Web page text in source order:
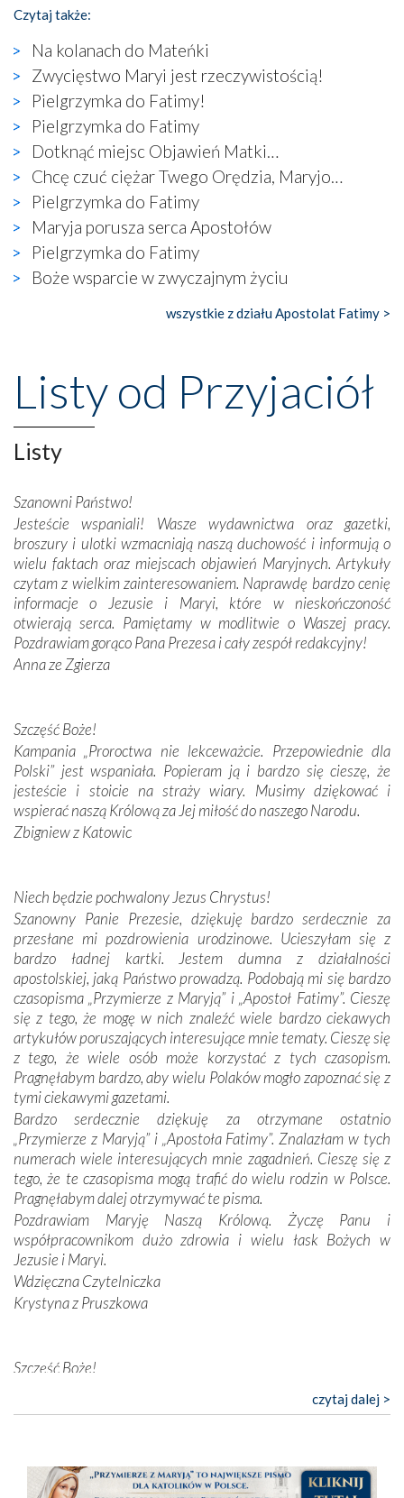
kaplice, w których Tabernakulum przypomina bardziej
skrzynkę na narzędzia? Albo co powiedzieć o ustawionym
tuż przy nowej bazylice wielkim krzyżu, na którym
zamiast Chrystusa umieszczono dziwaczną postać jakby
wyjętą ze starożytnych hieroglifów? W kulturowym
kontekście naszych czasów to raczej karykatura niż godny
wizerunek Zbawiciela…
Zatem nawet w bezpośrednim otoczeniu sanktuarium
naocznie przekonaliśmy się, że wewnątrz Kościoła toczy
się ogromna walka o kształt katolicyzmu i o serca
wierzących. Do czego to zmaganie może prowadzić,
widzieliśmy w urokliwym, niewielkim mieście Obidos,
gdzie w miejscu dawnego kościoła działa dzisiaj…
księgarnia.
Nasze pielgrzymkowe wyprawy, których celem były
wznoszono na chwałę Bożą, na przykład – w podzięce za
Opatrznościową pomoc w wygranej bitwie o
niepodległość kraju. Zachwyt budziła potężna, a zarazem
misterna architektura tych monumentalnych dzieł,
wspaniałe zdobienia, dbałość ich twórców o detale,
budowniczych.
Podążyliśmy też śladami fatimskich wizjonerów – Łucji
dos Santos oraz świętych Hiacynty i Franciszka Marto.
Modliliśmy się przy ich grobach. Odprawiliśmy Drogę
Krzyżową w ich rodzinnych stronach, odwiedziliśmy
domy, w których żyli.
W miejscu objawień Matki Bożej zapaliliśmy świece
Podczas tej kilkudniowej wyprawy na każdym kroku
spotykaliśmy się z serdeczną otwartością
Portugalczyków. Podziwialiśmy ich ludową sztukę i
zwyczaje. Mimo że nasze kraje są od siebie bardzo
oddalone, w żaden sposób nie czuliśmy się obco.
Sprawiła to oczywiście sama Matka Boża, ale też
kulturowa bliskość biorąca swój początek w naszej
mieliśmy okazję przekonać się, że Maryja swoją opieką
otacza nie tylko nasz naród, lecz wszystkie nacje, które
się Jej ufnie oddają, a także każdą osobę, która zawierza
Jej siebie oraz swych bliskich.
Dzieje Portugalii to również historia wierności Bogu i
odstępstw, także w życiu władców. Trudne momenty w
wymiarze tak osobistym, jak i zbiorowym, przypominają o
konieczności ciągłego zabiegania o własną duszę i o łaskę
Opatrzności. Wierność przynosi pomyślność –
przynajmniej w życiu duchowym. Odstępstwo owocuje
nieszczęściem i śmiercią. Te uniwersalne prawdy
przychodziły na myśl, gdy słuchaliśmy opowieści
przewodników o portugalskich monarchach i wodzach,
zwycięskich bitwach i nieszczęśliwych losach grzesznych
kochanków.
Byli tym razem pośród Apostołów Fatimy reprezentanci
każdego spośród żyjących pokoleń. Najmłodszy uczestnik
liczył sobie 13 lat, zaś senior, pan Zdzisław – już 94.
Całe życie marzyłem, by tu przyjechać
Nasza pielgrzymka nie byłaby tak bogata w duchową treść
Oprócz zapewnienia nam możliwości codziennego
pięknych pieśni.
Czytaj także:
Na kolanach do Mateńki
Zwycięstwo Maryi jest rzeczywistością!
Pielgrzymka do Fatimy!
Pielgrzymka do Fatimy
Dotknąć miejsc Objawień Matki…
Chcę czuć ciężar Twego Orędzia, Maryjo…
Pielgrzymka do Fatimy
Maryja porusza serca Apostołów
Pielgrzymka do Fatimy
Boże wsparcie w zwyczajnym życiu
wszystkie z działu Apostolat Fatimy >
Listy od Przyjaciół
Listy
Szanowni Państwo!
Jesteście wspaniali! Wasze wydawnictwa oraz gazetki,
broszury i ulotki wzmacniają naszą duchowość i informują o
wielu faktach oraz miejscach objawień Maryjnych. Artykuły
czytam z wielkim zainteresowaniem. Naprawdę bardzo cenię
informacje o Jezusie i Maryi, które w nieskończoność
otwierają serca. Pamiętamy w modlitwie o Waszej pracy.
Pozdrawiam gorąco Pana Prezesa i cały zespół redakcyjny!
Anna ze Zgierza
Szczęść Boże!
Kampania „Proroctwa nie lekceważcie. Przepowiednie dla
Polski” jest wspaniała. Popieram ją i bardzo się cieszę, że
jesteście i stoicie na straży wiary. Musimy dziękować i
wspierać naszą Królową za Jej miłość do naszego Narodu.
Zbigniew z Katowic
Niech będzie pochwalony Jezus Chrystus!
Szanowny Panie Prezesie, dziękuję bardzo serdecznie za
przesłane mi pozdrowienia urodzinowe. Ucieszyłam się z
bardzo ładnej kartki. Jestem dumna z działalności
apostolskiej, jaką Państwo prowadzą. Podobają mi się bardzo
czasopisma „Przymierze z Maryją” i „Apostoł Fatimy”. Cieszę
się z tego, że mogę w nich znaleźć wiele bardzo ciekawych
artykułów poruszających interesujące mnie tematy. Cieszę się
z tego, że wiele osób może korzystać z tych czasopism.
Pragnęłabym bardzo, aby wielu Polaków mogło zapoznać się z
tymi ciekawymi gazetami.
Bardzo serdecznie dziękuję za otrzymane ostatnio
„Przymierze z Maryją” i „Apostoła Fatimy”. Znalazłam w tych
numerach wiele interesujących mnie zagadnień. Cieszę się z
tego, że te czasopisma mogą trafić do wielu rodzin w Polsce.
Pragnęłabym dalej otrzymywać te pisma.
Pozdrawiam Maryję Naszą Królową. Życzę Panu i
współpracownikom dużo zdrowia i wielu łask Bożych w
Jezusie i Maryi.
Wdzięczna Czytelniczka
Krystyna z Pruszkowa
Szczęść Boże!
Bardzo dziękuję za przysyłanie mi „Przymierza z Maryją”. Jest
to pismo, które bardzo sobie cenię i szanuję. Redagujecie
nas prowadzi!
Barbara
czytaj dalej >